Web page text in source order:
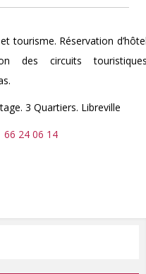
tourisme. Réservation
des circuits
3 Quartiers. Libreville
66 24 06 14